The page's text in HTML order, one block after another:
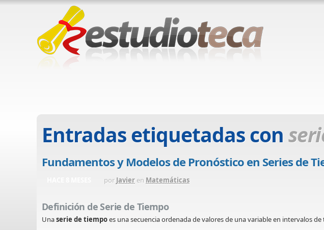
Entradas etiquetadas con
Fundamentos y Modelos de Pronóstico en Series de
por Javier en Matemáticas
Definición de Serie de Tiempo
Unaserie de tiempoes una secuencia ordenada de valores de una variable en intervalos